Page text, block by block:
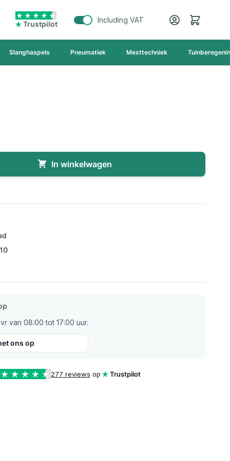
Trustpilot Including VAT Cart
Slanghaspels Pneumatiek Mesttechniek
In winkelwagen
van 08:00 tot 17:00 uur.
ons op
277 reviews op Trustpilot